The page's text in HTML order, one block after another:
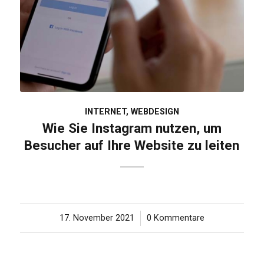
INTERNET, WEBDESIGN
Wie Sie Instagram nutzen, um
Besucher auf Ihre Website zu leiten
17. November 2021
/ 0 Kommentare